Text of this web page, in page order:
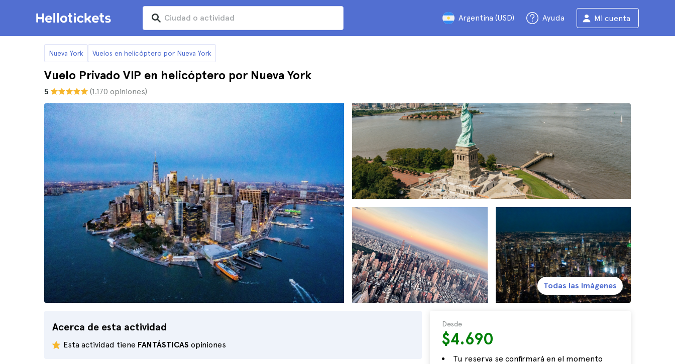
Argentina (USD) Ayuda Mi cuenta
Nueva York Vuelos en helicóptero por Nueva York
Vuelo Privado VIP en helicóptero por Nueva York
5 (1.170 opiniones)
Acerca de esta actividad
Esta actividad tiene FANTÁSTICAS opiniones
Desde
$4.690
Tu reserva se confirmará en el momento
Todas las imágenes